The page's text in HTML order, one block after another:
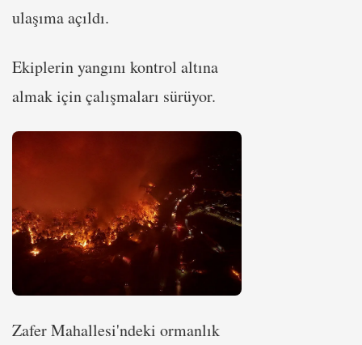
ulaşıma açıldı.
Ekiplerin yangını kontrol altına
almak için çalışmaları sürüyor.
Zafer Mahallesi'ndeki ormanlık